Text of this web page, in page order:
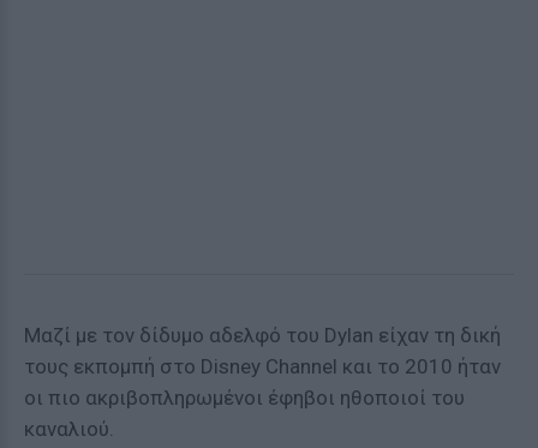
Μαζί με τον δίδυμο αδελφό του Dylan είχαν τη δική
τους εκπομπή στο Disney Channel και το 2010 ήταν
οι πιο ακριβοπληρωμένοι έφηβοι ηθοποιοί του
καναλιού.